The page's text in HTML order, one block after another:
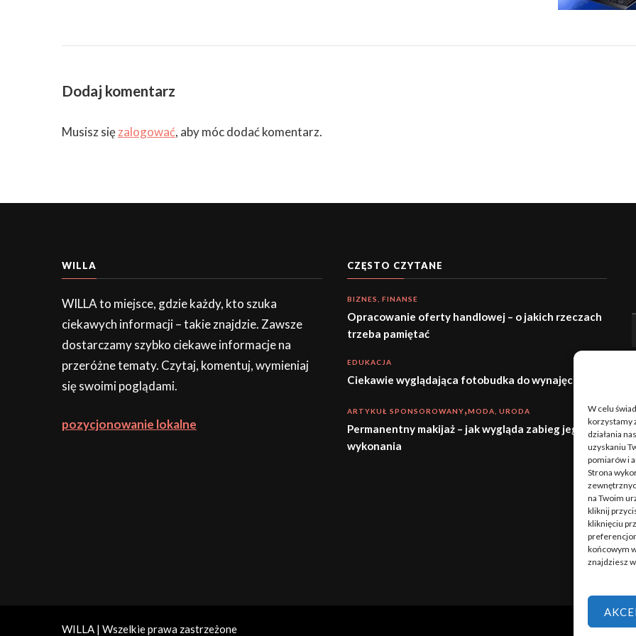
W celu
korzystamy
działania
uzyskaniu
pomiarów i
Strona
na Twoim
kliknij
kliknięciu
końcowym
znajdziesz w
Dodaj komentarz
Musisz sięzalogować, aby móc dodać komentarz.
WILLA
WILLA to miejsce, gdzie każdy, kto szuka
ciekawych informacji – takie znajdzie. Zawsze
dostarczamy szybko ciekawe informacje na
przeróżne tematy. Czytaj, komentuj, wymieniaj
się swoimi poglądami.
pozycjonowanie lokalne
CZĘSTO CZYTANE
BIZNES, FINANSE
Opracowanie oferty handlowej – o jakich rzeczach
trzeba pamiętać
EDUKACJA
Ciekawie wyglądająca fotobudka do wynajęcia
ARTYKUŁ SPONSOROWANY MODA, URODA
Permanentny makijaż – jak wygląda zabieg jego
wykonania
WILLA | Wszelkie prawa zastrzeżone